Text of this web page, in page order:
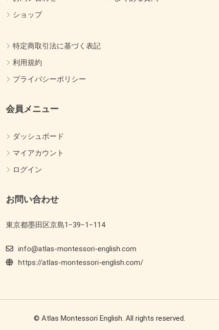
ショップ
特定商取引法に基づく表記
利用規約
プライバシーポリシー
会員メニュー
ダッシュボード
マイアカウント
ログイン
お問い合わせ
東京都墨田区京島1−39−1−114
info@atlas-montessori-english.com
https://atlas-montessori-english.com/
© Atlas Montessori English. All rights reserved.